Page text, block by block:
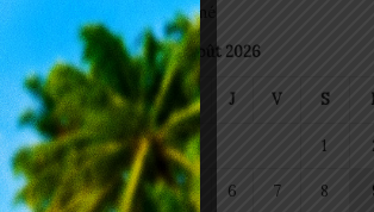
visite médicale à Lomé
août 2026
L M M J V S
1
3 4 5 6 7 8